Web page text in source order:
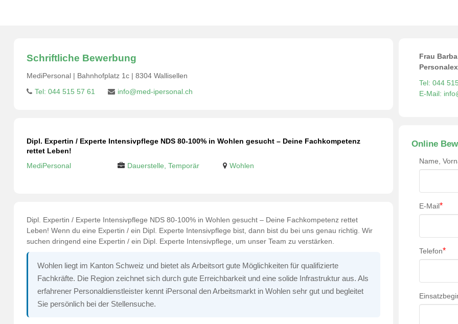
Schriftliche Bewerbung
MediPersonal | Bahnhofplatz 1c | 8304 Wallisellen
Tel: 044 515 57 61
info@med-ipersonal.ch
Dipl. Expertin / Experte Intensivpflege NDS 80-100% in Wohlen gesucht – Deine Fachkompetenz
rettet Leben!
MediPersonal
Dauerstelle, Temporär Wohlen
Dipl. Expertin / Experte Intensivpflege NDS 80-100% in Wohlen gesucht – Deine Fachkompetenz rettet
Leben! Wenn du eine Expertin / ein Dipl. Experte Intensivpflege bist, dann bist du bei uns genau richtig. Wir
suchen dringend eine Expertin / ein Dipl. Experte Intensivpflege, um unser Team zu verstärken.
Wohlen liegt im Kanton Schweiz und bietet als Arbeitsort gute Möglichkeiten für qualifizierte
Fachkräfte. Die Region zeichnet sich durch gute Erreichbarkeit und eine solide Infrastruktur aus. Als
erfahrener Personaldienstleister kennt iPersonal den Arbeitsmarkt in Wohlen sehr gut und begleitet
Sie persönlich bei der Stellensuche.
Frau
Tel: 044
E-Mail:
Online
Name,
E-Mail*
Telefon*